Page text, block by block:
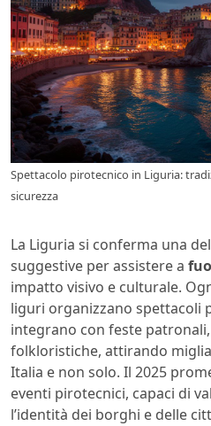
Spettacolo pirotecnico in Liguria:
sicurezza
La Liguria si conferma una
suggestive per assistere a
impatto visivo e culturale.
liguri organizzano spettacoli
integrano con feste
folkloristiche, attirando
Italia e non solo. Il 2025
eventi pirotecnici, capaci di
l’identità dei borghi e delle